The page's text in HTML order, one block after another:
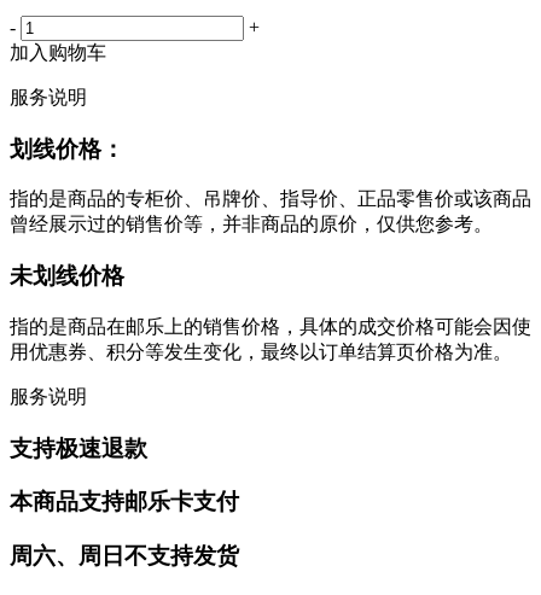
-
+
加入购物车
服务说明
划线价格：
指的是商品的专柜价、吊牌价、指导价、正品零售价或该商品
曾经展示过的销售价等，并非商品的原价，仅供您参考。
未划线价格
指的是商品在邮乐上的销售价格，具体的成交价格可能会因使
用优惠券、积分等发生变化，最终以订单结算页价格为准。
服务说明
支持极速退款
本商品支持邮乐卡支付
周六、周日不支持发货